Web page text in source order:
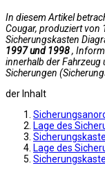
In diesem Artikel
Cougar, produziert von
Sicherungskasten
1997 und 1998,
innerhalb der Fahrzeug
Sicherungen
der Inhalt
Lage des
Lage des